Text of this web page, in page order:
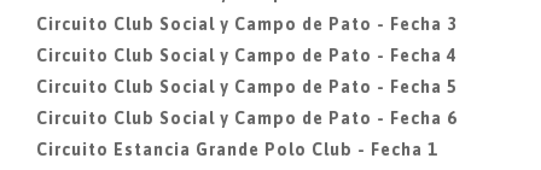
Circuito Club Social y Campo de Pato - Fecha 3
Circuito Club Social y Campo de Pato - Fecha 4
Circuito Club Social y Campo de Pato - Fecha 5
Circuito Club Social y Campo de Pato - Fecha 6
Circuito Estancia Grande Polo Club - Fecha 1